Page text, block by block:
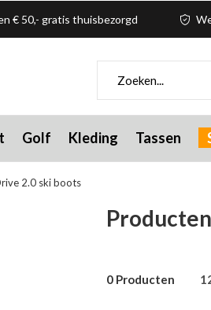
Golf Kleding Tassen
€ 50,- gratis thuisbezorgd
2.0 ski boots
0 Producten